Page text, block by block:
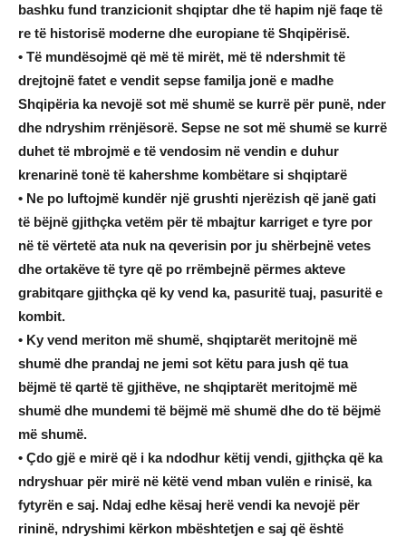
bashku fund tranzicionit shqiptar dhe të hapim një faqe të
re të historisë moderne dhe europiane të Shqipërisë.
• Të mundësojmë që më të mirët, më të ndershmit të
drejtojnë fatet e vendit sepse familja jonë e madhe
Shqipëria ka nevojë sot më shumë se kurrë për punë, nder
dhe ndryshim rrënjësorë. Sepse ne sot më shumë se kurrë
duhet të mbrojmë e të vendosim në vendin e duhur
krenarinë tonë të kahershme kombëtare si shqiptarë
• Ne po luftojmë kundër një grushti njerëzish që janë gati
të bëjnë gjithçka vetëm për të mbajtur karriget e tyre por
në të vërtetë ata nuk na qeverisin por ju shërbejnë vetes
dhe ortakëve të tyre që po rrëmbejnë përmes akteve
grabitqare gjithçka që ky vend ka, pasuritë tuaj, pasuritë e
kombit.
• Ky vend meriton më shumë, shqiptarët meritojnë më
shumë dhe prandaj ne jemi sot këtu para jush që tua
bëjmë të qartë të gjithëve, ne shqiptarët meritojmë më
shumë dhe mundemi të bëjmë më shumë dhe do të bëjmë
më shumë.
• Çdo gjë e mirë që i ka ndodhur këtij vendi, gjithçka që ka
ndryshuar për mirë në këtë vend mban vulën e rinisë, ka
fytyrën e saj. Ndaj edhe kësaj herë vendi ka nevojë për
rininë, ndryshimi kërkon mbështetjen e saj që është